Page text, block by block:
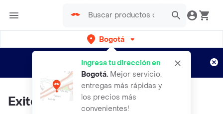
Bogotá
Ingresa tu dirección en
Bogotá. Mejor servicio,
entregas más rápidas y
los precios más
convenientes!
envíos gratis por semanas
Aplican TyC
Exito Pepino para Rellenar